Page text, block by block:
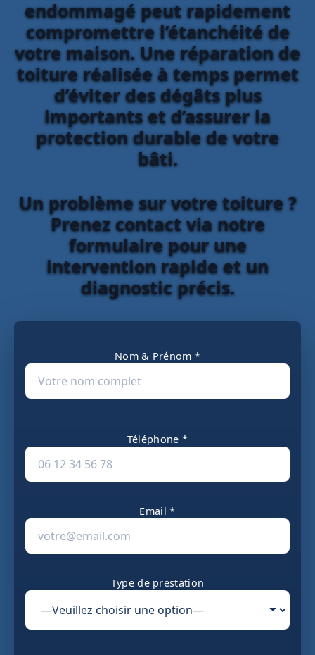
endommagé peut rapidement
compromettre l’étanchéité de
votre maison. Une réparation de
toiture réalisée à temps permet
d’éviter des dégâts plus
importants et d’assurer la
protection durable de votre
bâti.
Un problème sur votre toiture ?
Prenez contact via notre
formulaire pour une
intervention rapide et un
diagnostic précis.
Nom & Prénom *
Téléphone *
Email *
Type de prestation